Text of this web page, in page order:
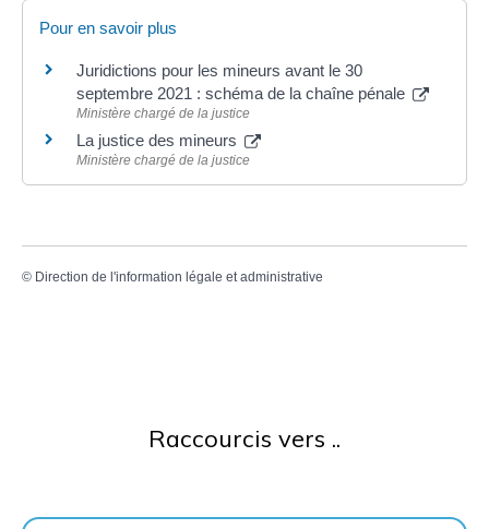
Pour en savoir plus
Juridictions pour les mineurs avant le 30
septembre 2021 : schéma de la chaîne pénale
Ministère chargé de la justice
La justice des mineurs
Ministère chargé de la justice
© Direction de l'information légale et administrative
Raccourcis vers ..